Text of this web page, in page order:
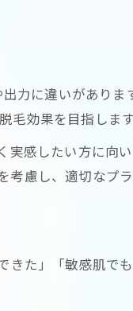
ある副作用とは
全性を徹底検証
実と現実
てくるのか実態解説
脱毛の効果持続性
るかの最新事情
力に違いがあり
効果を目指します
感したい方に向
慮し、適切なプラ
た」「敏感肌で